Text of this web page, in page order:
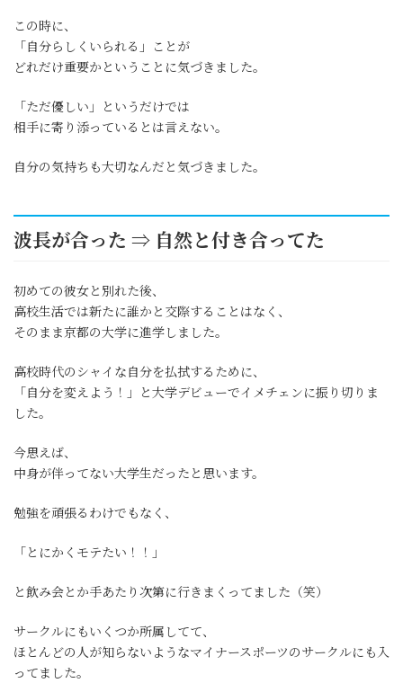
この時に、
「自分らしくいられる」ことが
どれだけ重要かということに気づきました。
「ただ優しい」というだけでは
相手に寄り添っているとは言えない。
自分の気持ちも大切なんだと気づきました。
波長が合った ⇒ 自然と付き合ってた
初めての彼女と別れた後、
高校生活では新たに誰かと交際することはなく、
そのまま京都の大学に進学しました。
高校時代のシャイな自分を払拭するために、
「自分を変えよう！」と大学デビューでイメチェンに振り切りま
した。
今思えば、
中身が伴ってない大学生だったと思います。
勉強を頑張るわけでもなく、
「とにかくモテたい！！」
と飲み会とか手あたり次第に行きまくってました（笑）
サークルにもいくつか所属してて、
ほとんどの人が知らないようなマイナースポーツのサークルにも入
ってました。